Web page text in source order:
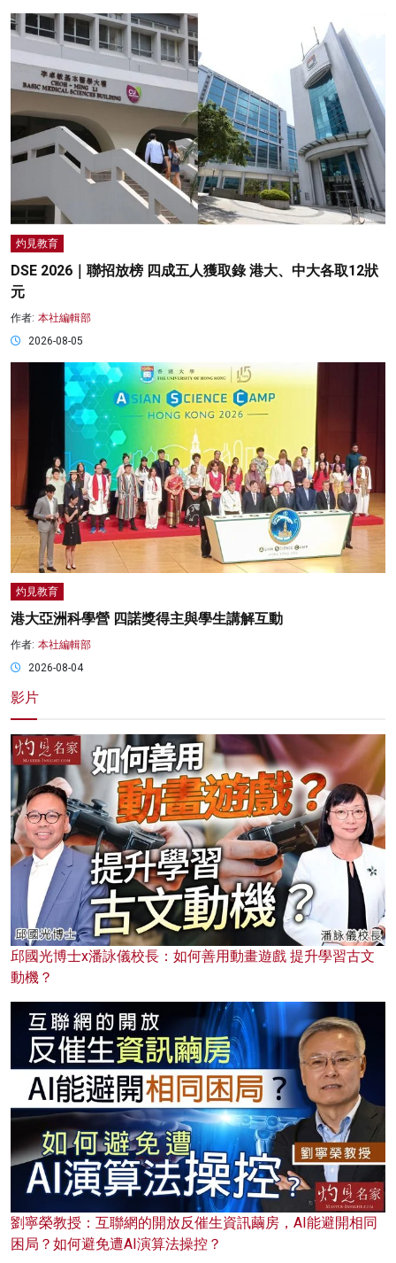
灼見教育
DSE 2026｜聯招放榜 四成五人獲取錄 港大、中大各取12狀
元
作者: 本社編輯部
2026-08-05
灼見教育
港大亞洲科學營 四諾獎得主與學生講解互動
作者: 本社編輯部
2026-08-04
影片
邱國光博士x潘詠儀校長：如何善用動畫遊戲 提升學習古文
動機？
劉寧榮教授：互聯網的開放反催生資訊繭房，AI能避開相同
困局？如何避免遭AI演算法操控？